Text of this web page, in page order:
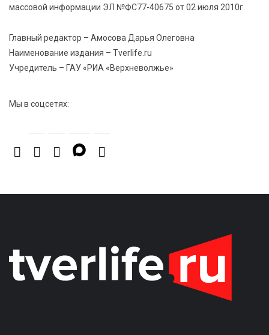
правила безопасности в автобусах
массовой информации ЭЛ №ФС77-40675 от 02 июля 2010г.
Главный редактор – Амосова Дарья Олеговна
Наименование издания – Tverlife.ru
Учредитель – ГАУ «РИА «Верхневолжье»
Мы в соцсетях: